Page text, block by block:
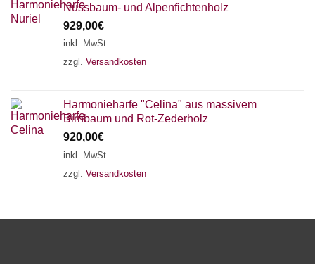
Nussbaum- und Alpenfichtenholz
929,00€
inkl. MwSt.
zzgl. Versandkosten
Harmonieharfe "Celina" aus massivem
Birnbaum und Rot-Zederholz
920,00€
inkl. MwSt.
zzgl. Versandkosten